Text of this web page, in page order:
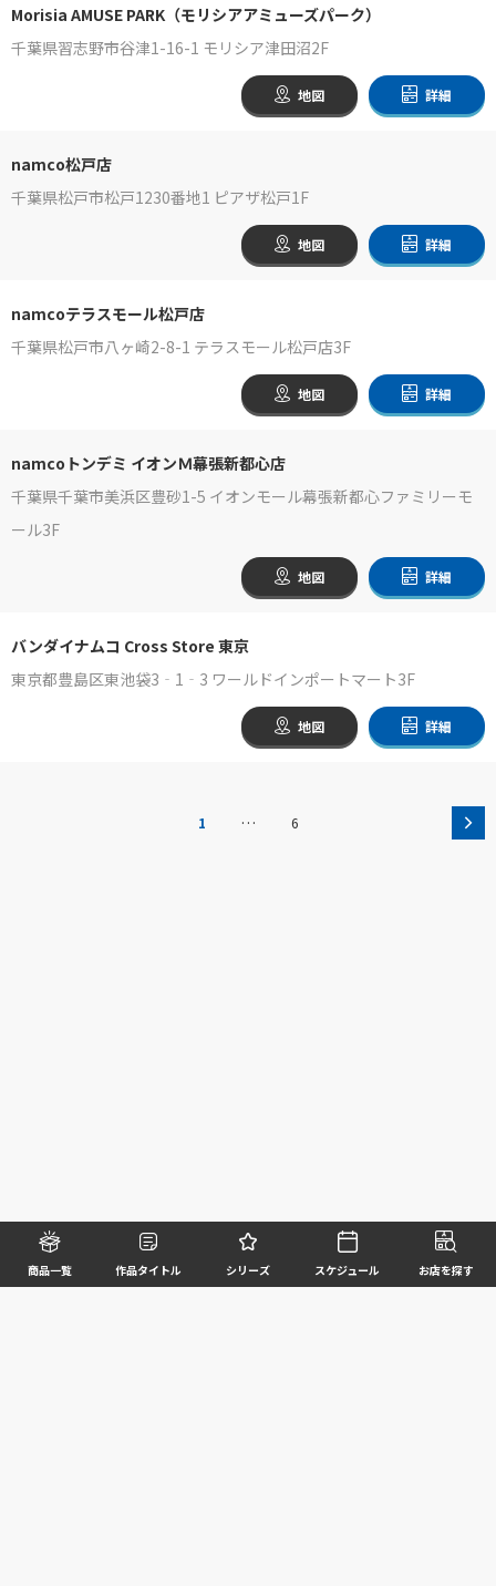
商品一覧 作品タイトル シリーズ スケジュール お店を探す
Morisia AMUSE PARK（モリシアアミューズパーク）
千葉県習志野市谷津1-16-1 モリシア津田沼2F
地図 詳細
namco松戸店
千葉県松戸市松戸1230番地1 ピアザ松戸1F
地図 詳細
namcoテラスモール松戸店
千葉県松戸市八ヶ崎2-8-1 テラスモール松戸店3F
地図 詳細
namcoトンデミ イオンＭ幕張新都心店
千葉県千葉市美浜区豊砂1-5 イオンモール幕張新都心ファミリーモ
ール3F
地図 詳細
バンダイナムコ Cross Store 東京
東京都豊島区東池袋3‐1‐3 ワールドインポートマート3F
地図 詳細
1 … 6